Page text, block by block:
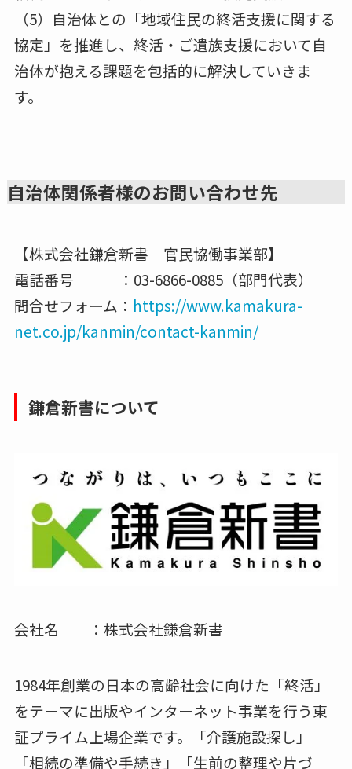
（5）自治体との「地域住民の終活支援に関する
協定」を推進し、終活・ご遺族支援において自
治体が抱える課題を包括的に解決していきま
す。
自治体関係者様のお問い合わせ先
【株式会社鎌倉新書 官民協働事業部】
電話番号 ：03-6866-0885（部門代表）
問合せフォーム： https://www.kamakura-
net.co.jp/kanmin/contact-kanmin/
鎌倉新書について
会社名 ：株式会社鎌倉新書
1984年創業の日本の高齢社会に向けた「終活」
をテーマに出版やインターネット事業を行う東
証プライム上場企業です。「介護施設探し」
「相続の準備や手続き」「生前の整理や片づ